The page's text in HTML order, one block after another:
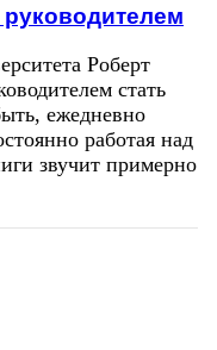
Роберт
стать
ежедневно
работая над
звучит примерно